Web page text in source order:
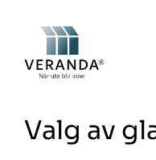
innhold
Valg av